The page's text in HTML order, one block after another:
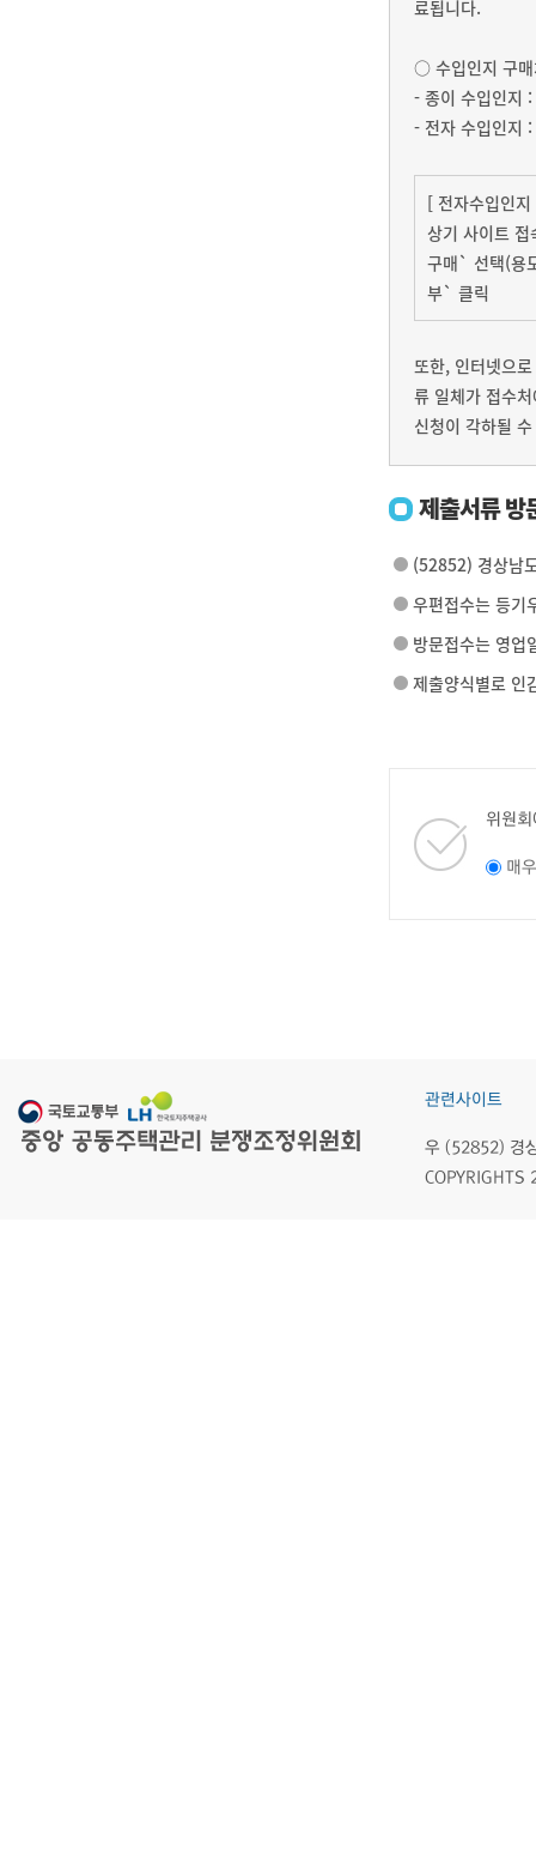
료됩니다.
○ 수입인지 구
- 종이 수입인지
- 전자 수입인지
[ 전자수입인
상기 사이트
구매` 선택(용
부` 클릭
또한, 인터넷으
류 일체가 접수
신청이 각하될
제출서류 방
(52852) 경상남
우편접수는 등기
방문접수는 영
제출양식별로 인
위원
매
관련사이트
우 (52852) 경
COPYRIGHTS